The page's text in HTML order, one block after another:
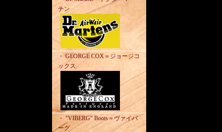
チン
・ GEORGE COX＝ジョージコ
ックス
・ "VIBERG" Boots＝ヴァイバ
ーグ